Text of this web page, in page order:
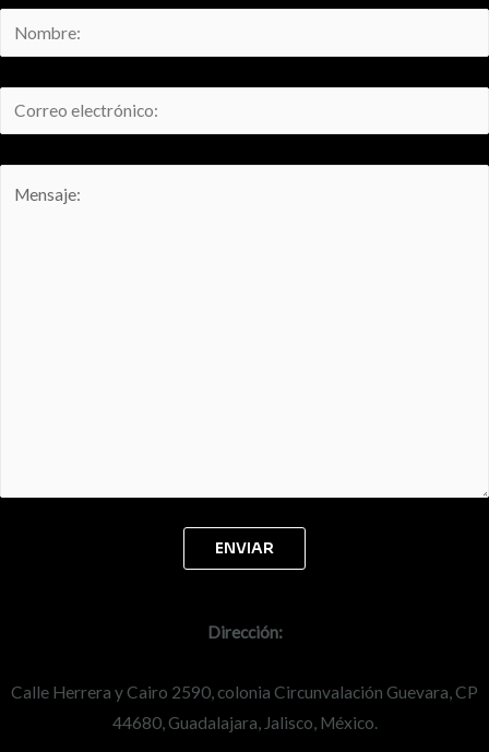
Dirección:
Calle Herrera y Cairo 2590, colonia Circunvalación Guevara, CP
44680, Guadalajara, Jalisco, México.